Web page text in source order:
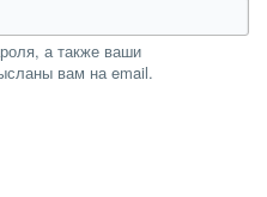
а также ваши
вам на email.